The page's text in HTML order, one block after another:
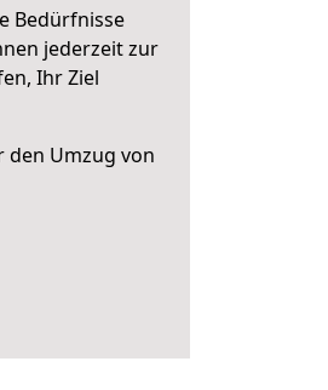
Bedürfnisse
jederzeit zur
Ihr Ziel
den Umzug von